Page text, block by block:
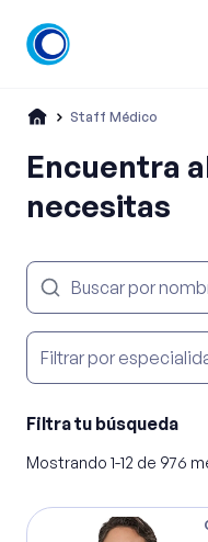
Staff Médico
Encuentra
necesitas
Filtrar por
Filtra tu búsqueda
Mostrando 1-12 de 976